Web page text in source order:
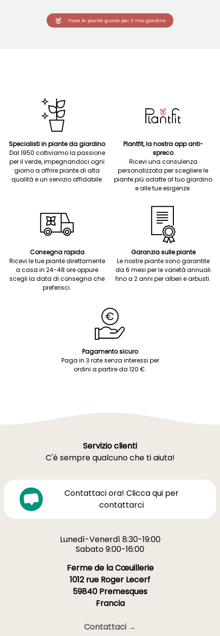
Trova le piante giuste per il mio giardino
Specialisti in piante da giardino
Dal 1950 coltiviamo la passione
per il verde, impegnandoci ogni
giorno a offrire piante di alta
qualità e un servizio affidabile.
Plantfit, la nostra app anti-
spreco
Ricevi una consulenza
personalizzata per scegliere le
piante più adatte al tuo giardino
e alle tue esigenze.
Consegna rapida
Ricevi le tue piante direttamente
a casa in 24-48 ore oppure
scegli la data di consegna che
preferisci.
Garanzia sulle piante
Le nostre piante sono garantite
da 6 mesi per le varietà annuali
fino a 2 anni per alberi e arbusti.
Pagamento sicuro
Paga in 3 rate senza interessi per
ordini a partire da 120 €.
Servizio clienti
C'è sempre qualcuno che ti aiuta!
Contattaci ora! Clicca qui per
contattarci
Lunedì-Venerdì 8:30-19:00
Sabato 9:00-16:00
Ferme de la Cœuillerie
1012 rue Roger Lecerf
59840 Premesques
Francia
Contattaci →